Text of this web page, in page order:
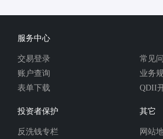
服务中心
交易登录
账户查询
表单下载
常见
业务
QDII
投资者保护
反洗钱专栏
其它
网站